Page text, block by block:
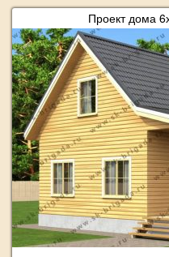
Проект дома